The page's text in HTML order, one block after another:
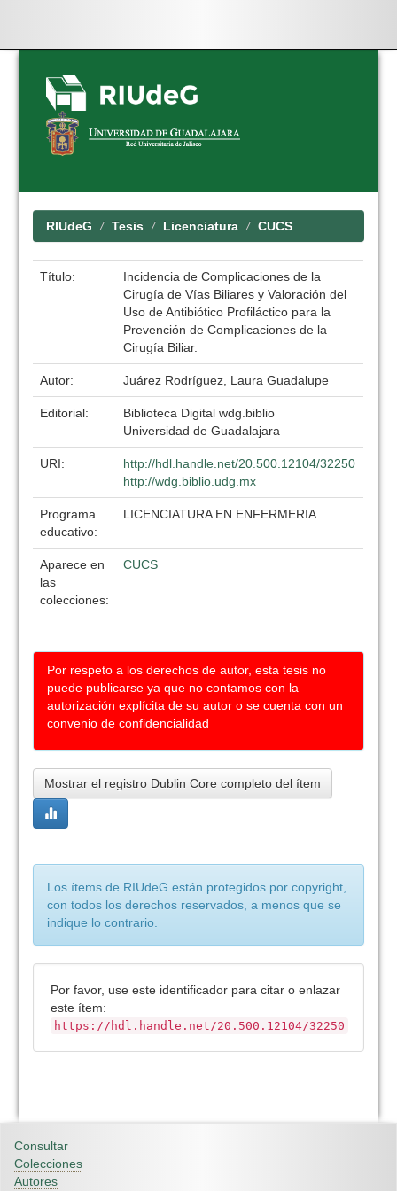
Skip
navigation
RIUdeG Tesis Licenciatura CUCS
Título:
Incidencia de Complicaciones de la
Cirugía de Vías Biliares y Valoración del
Uso de Antibiótico Profiláctico para la
Prevención de Complicaciones de la
Cirugía Biliar.
Autor: Juárez Rodríguez, Laura Guadalupe
Editorial:
Biblioteca Digital wdg.biblio
Universidad de Guadalajara
URI:
http://hdl.handle.net/20.500.12104/32250
http://wdg.biblio.udg.mx
Programa
educativo:
LICENCIATURA EN ENFERMERIA
Aparece en
las
colecciones:
CUCS
Por respeto a los derechos de autor, esta tesis no
puede publicarse ya que no contamos con la
autorización explícita de su autor o se cuenta con un
convenio de confidencialidad
Mostrar el registro Dublin Core completo del ítem
Los ítems de RIUdeG están protegidos por copyright,
con todos los derechos reservados, a menos que se
indique lo contrario.
Por favor, use este identificador para citar o enlazar
este ítem:
https://hdl.handle.net/20.500.12104/32250
Consultar
Colecciones
Autores